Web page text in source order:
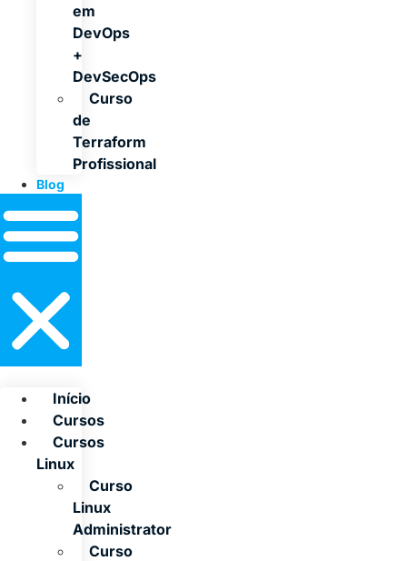
em
DevOps
+
DevSecOps
Curso
de
Terraform
Profissional
Blog
Início
Cursos
Cursos
Linux
Curso
Linux
Administrator
Curso